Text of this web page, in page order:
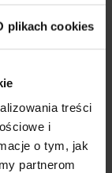
plikach cookies
treści
i
o tym, jak
partnerom